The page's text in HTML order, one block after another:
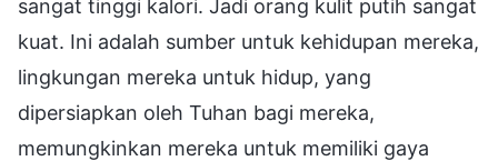
sangat tinggi kalori. Jadi orang kulit putih sangat
kuat. Ini adalah sumber untuk kehidupan mereka,
lingkungan mereka untuk hidup, yang
dipersiapkan oleh Tuhan bagi mereka,
memungkinkan mereka untuk memiliki gaya